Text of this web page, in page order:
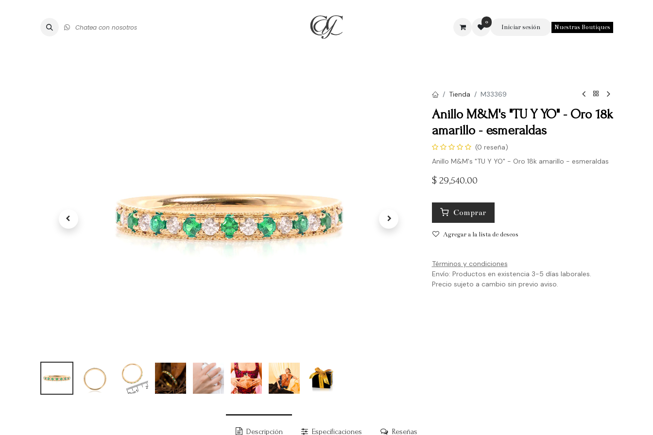
Chatea con nosotros
0
Iniciar sesión Nuestras Boutiques
Tienda M33369
Anillo M&M's "TU Y YO" - Oro 18k
amarillo - esmeraldas
(0 reseña)
Anillo M&M's "TU Y YO" - Oro 18k amarillo - esmeraldas
$ 29,540.00
Comprar
Agregar a la lista de deseos
Términos y condiciones
Envío: Productos en existencia 3-5 días laborales.
Precio sujeto a cambio sin previo aviso.
Descripción Especificaciones Reseñas